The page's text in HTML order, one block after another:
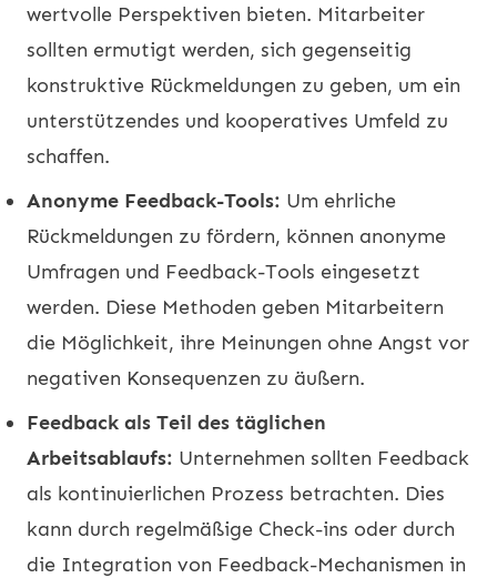
wertvolle Perspektiven bieten. Mitarbeiter
sollten ermutigt werden, sich gegenseitig
konstruktive Rückmeldungen zu geben, um ein
unterstützendes und kooperatives Umfeld zu
schaffen.
Anonyme Feedback-Tools: Um ehrliche
Rückmeldungen zu fördern, können anonyme
Umfragen und Feedback-Tools eingesetzt
werden. Diese Methoden geben Mitarbeitern
die Möglichkeit, ihre Meinungen ohne Angst vor
negativen Konsequenzen zu äußern.
Feedback als Teil des täglichen
Arbeitsablaufs: Unternehmen sollten Feedback
als kontinuierlichen Prozess betrachten. Dies
kann durch regelmäßige Check-ins oder durch
die Integration von Feedback-Mechanismen in